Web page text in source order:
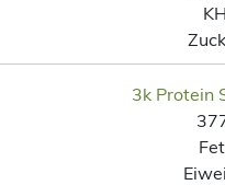
3k Protein